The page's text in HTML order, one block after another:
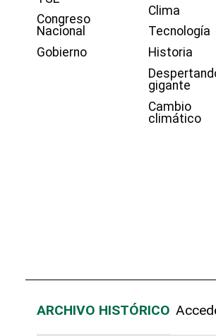
Congreso
Nacional
Gobierno
Clima
Tecnología
Historia
gigante
Cambio
climático
ARCHIVO HISTÓRICO